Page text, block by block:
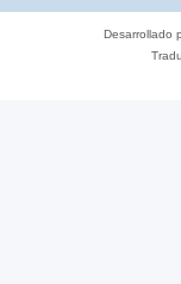
Desarrollado